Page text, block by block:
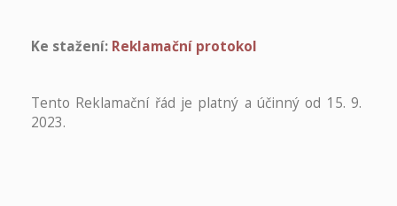
Ke stažení: Reklamační protokol
Tento Reklamační řád je platný a účinný od 15. 9.
2023.